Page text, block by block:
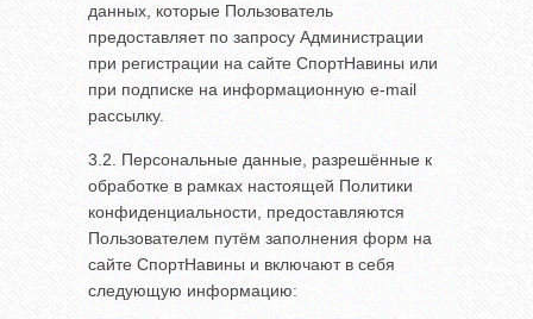
данных, которые Пользователь
предоставляет по запросу Администрации
при регистрации на сайте СпортНавины или
при подписке на информационную e-mail
рассылку.
3.2. Персональные данные, разрешённые к
обработке в рамках настоящей Политики
конфиденциальности, предоставляются
Пользователем путём заполнения форм на
сайте СпортНавины и включают в себя
следующую информацию: